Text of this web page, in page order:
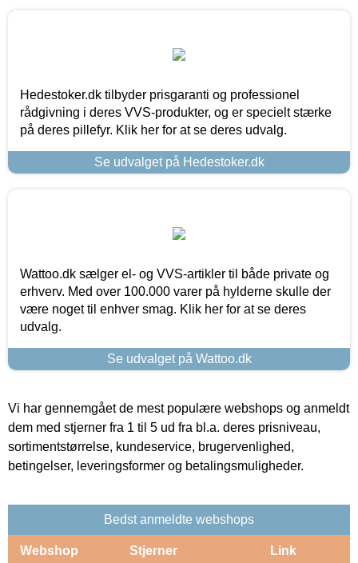
Hedestoker.dk tilbyder prisgaranti og professionel
rådgivning i deres VVS-produkter, og er specielt stærke
på deres pillefyr. Klik her for at se deres udvalg.
Se udvalget på Hedestoker.dk
Wattoo.dk sælger el- og VVS-artikler til både private og
erhverv. Med over 100.000 varer på hylderne skulle der
være noget til enhver smag. Klik her for at se deres
udvalg.
Se udvalget på Wattoo.dk
Vi har gennemgået de mest populære webshops og anmeldt
dem med stjerner fra 1 til 5 ud fra bl.a. deres prisniveau,
sortimentstørrelse, kundeservice, brugervenlighed,
betingelser, leveringsformer og betalingsmuligheder.
Bedst anmeldte webshops
Webshop Stjerner Link